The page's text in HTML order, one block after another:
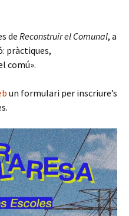
de Reconstruir el Comunal, a
pràctiques,
comú».
un formulari per inscriure’s